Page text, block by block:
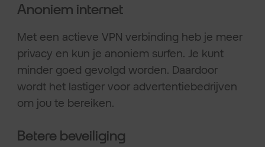
Anoniem internet
Met een actieve VPN verbinding heb je meer
privacy en kun je anoniem surfen. Je kunt
minder goed gevolgd worden. Daardoor
wordt het lastiger voor advertentiebedrijven
om jou te bereiken.
Betere beveiliging